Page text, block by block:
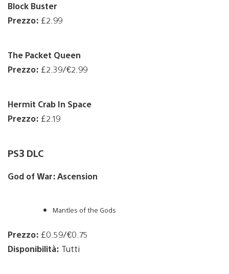
Block Buster
Prezzo: £2.99
The Packet Queen
Prezzo: £2.39/€2.99
Hermit Crab In Space
Prezzo: £2.19
PS3 DLC
God of War: Ascension
Mantles of the Gods
Prezzo: £0.59/€0.75
Disponibilità: Tutti